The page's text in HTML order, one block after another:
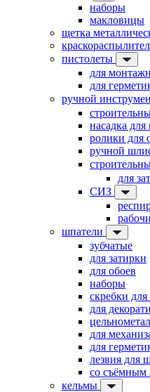
наборы
макловицы
щетка
пистолеты
для
для
ручной
насадка для
ролики для
ручной
для
СИЗ
шпатели
зубчатые
для затирки
для обоев
наборы
скребки для
для
для
для
лезвия для
со съёмным
кельмы